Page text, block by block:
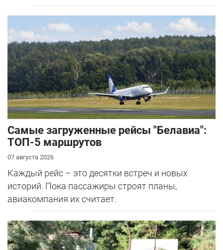
Самые загруженные рейсы "Белавиа":
ТОП-5 маршрутов
07 августа 2026
Каждый рейс – это десятки встреч и новых
историй. Пока пассажиры строят планы,
авиакомпания их считает.